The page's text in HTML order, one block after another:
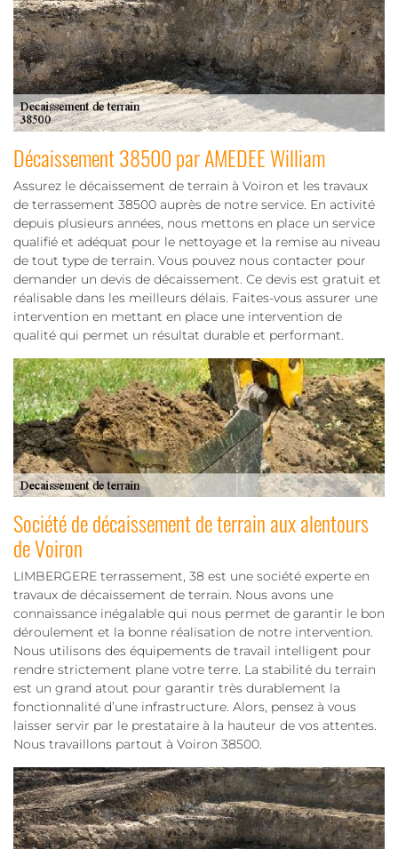
Décaissement 38500 par AMEDEE William
Assurez le décaissement de terrain à Voiron et les travaux
de terrassement 38500 auprès de notre service. En activité
depuis plusieurs années, nous mettons en place un service
qualifié et adéquat pour le nettoyage et la remise au niveau
de tout type de terrain. Vous pouvez nous contacter pour
demander un devis de décaissement. Ce devis est gratuit et
réalisable dans les meilleurs délais. Faites-vous assurer une
intervention en mettant en place une intervention de
qualité qui permet un résultat durable et performant.
Société de décaissement de terrain aux alentours
de Voiron
LIMBERGERE terrassement, 38 est une société experte en
travaux de décaissement de terrain. Nous avons une
connaissance inégalable qui nous permet de garantir le bon
déroulement et la bonne réalisation de notre intervention.
Nous utilisons des équipements de travail intelligent pour
rendre strictement plane votre terre. La stabilité du terrain
est un grand atout pour garantir très durablement la
fonctionnalité d’une infrastructure. Alors, pensez à vous
laisser servir par le prestataire à la hauteur de vos attentes.
Nous travaillons partout à Voiron 38500.